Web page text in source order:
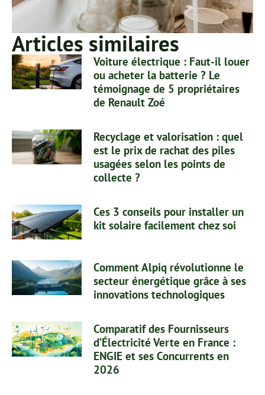
Articles similaires
Voiture électrique : Faut-il louer
ou acheter la batterie ? Le
témoignage de 5 propriétaires
de Renault Zoé
Recyclage et valorisation : quel
est le prix de rachat des piles
usagées selon les points de
collecte ?
Ces 3 conseils pour installer un
kit solaire facilement chez soi
Comment Alpiq révolutionne le
secteur énergétique grâce à ses
innovations technologiques
Comparatif des Fournisseurs
d’Électricité Verte en France :
ENGIE et ses Concurrents en
2026